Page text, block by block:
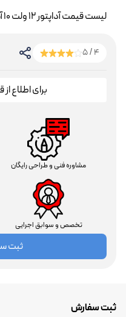
لیست قیمت آداپتور 12 ولت 10 آمپر
4 / 5
برای اطلاع
مشاوره فنی و طراحی رایگان
تخصص و سوابق اجرایی
ثبت
ثبت سفارش